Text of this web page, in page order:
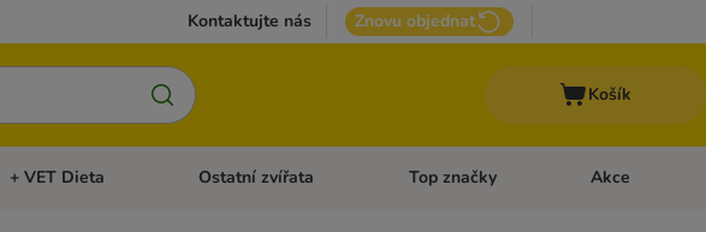
Kontaktujte nás Znovu objednat
Košík
Otevřít menu: Doplňky pro psy
+ VET Dieta Otevřít menu: + VET Dieta
Ostatní zvířata Otevřít menu: Ostatní zvířata
Top značky Otevřít menu:
Akce